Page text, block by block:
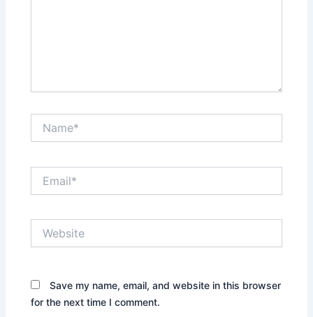
Save my name, email, and website in this browser
for the next time I comment.